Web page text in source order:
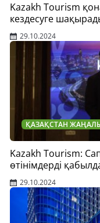
Kazakh Tourism
кездесуге
29.10.2024
ҚАЗАҚСТАН
Kazakh Tourism:
өтінімдерді
29.10.2024